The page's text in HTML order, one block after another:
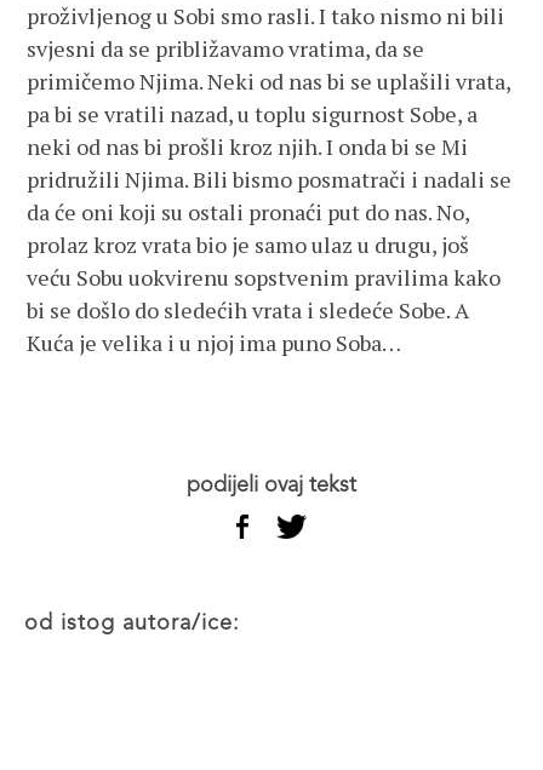
proživljenog u Sobi smo rasli. I tako nismo ni bili
svjesni da se približavamo vratima, da se
primičemo Njima. Neki od nas bi se uplašili vrata,
pa bi se vratili nazad, u toplu sigurnost Sobe, a
neki od nas bi prošli kroz njih. I onda bi se Mi
pridružili Njima. Bili bismo posmatrači i nadali se
da će oni koji su ostali pronaći put do nas. No,
prolaz kroz vrata bio je samo ulaz u drugu, još
veću Sobu uokvirenu sopstvenim pravilima kako
bi se došlo do sledećih vrata i sledeće Sobe. A
Kuća je velika i u njoj ima puno Soba…
podijeli ovaj tekst
od istog autora/ice: